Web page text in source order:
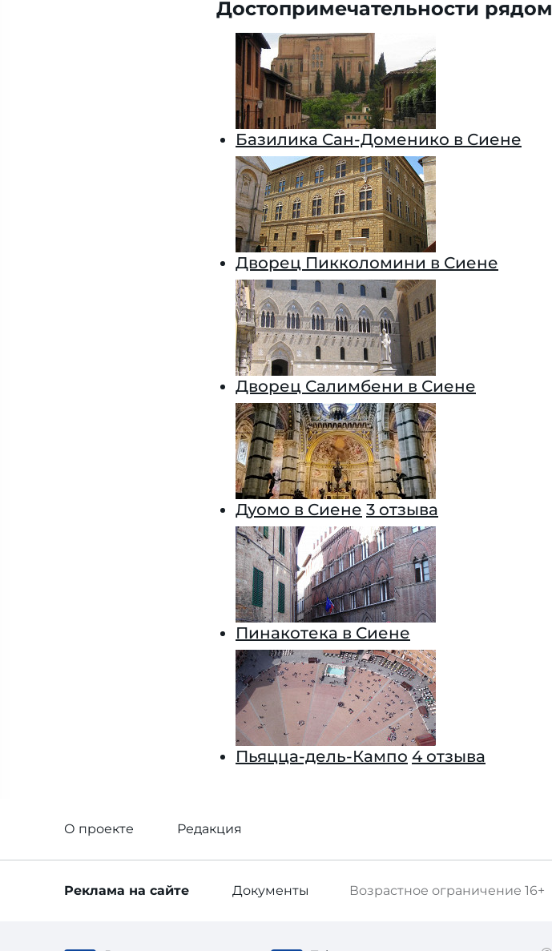
Достопримечательности рядом
Базилика Сан-Доменико в Сиене
Дворец Пикколомини в Сиене
Дворец Салимбени в Сиене
Дуомо в Сиене 3 отзыва
Пинакотека в Сиене
Пьяцца-дель-Кампо 4 отзыва
О проекте Редакция
Возрастное ограничение 16+
Реклама на сайте Документы